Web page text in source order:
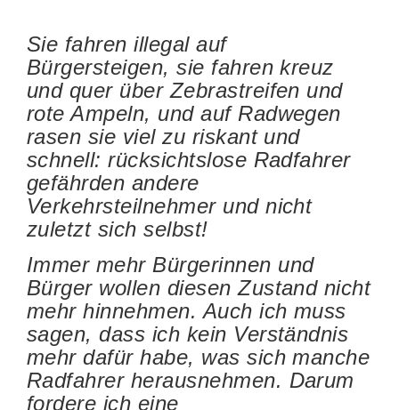
Sie fahren illegal auf
Bürgersteigen, sie fahren kreuz
und quer über Zebrastreifen und
rote Ampeln, und auf Radwegen
rasen sie viel zu riskant und
schnell: rücksichtslose Radfahrer
gefährden andere
Verkehrsteilnehmer und nicht
zuletzt sich selbst!
Immer mehr Bürgerinnen und
Bürger wollen diesen Zustand nicht
mehr hinnehmen. Auch ich muss
sagen, dass ich kein Verständnis
mehr dafür habe, was sich manche
Radfahrer herausnehmen. Darum
fordere ich eine